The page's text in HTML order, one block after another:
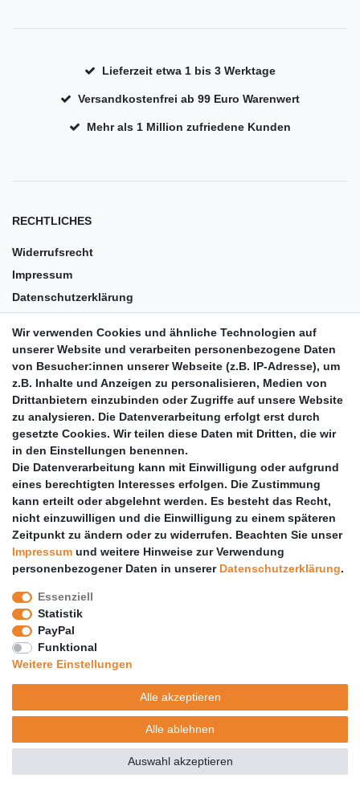
Lieferzeit etwa 1 bis 3 Werktage
Versandkostenfrei ab 99 Euro Warenwert
Mehr als 1 Million zufriedene Kunden
RECHTLICHES
Widerrufsrecht
Impressum
Datenschutzerklärung
Barrierefreiheit
Anleitungen
Vertrag widerrufen
PARTNER
DHL
GLS
PaketPLUS
SPONSORING
Malchower SV 90
Malchower Wölfe
ZERTIFIKATE
Händlerbund
Trusted Shops
Wir verwenden Cookies und ähnliche Technologien auf
unserer Website und verarbeiten personenbezogene Daten
von Besucher:innen unserer Webseite (z.B. IP-Adresse), um
z.B. Inhalte und Anzeigen zu personalisieren, Medien von
Drittanbietern einzubinden oder Zugriffe auf unsere Website
zu analysieren. Die Datenverarbeitung erfolgt erst durch
gesetzte Cookies. Wir teilen diese Daten mit Dritten, die wir
in den Einstellungen benennen.
Die Datenverarbeitung kann mit Einwilligung oder aufgrund
eines berechtigten Interesses erfolgen. Die Zustimmung
kann erteilt oder abgelehnt werden. Es besteht das Recht,
nicht einzuwilligen und die Einwilligung zu einem späteren
Zeitpunkt zu ändern oder zu widerrufen. Beachten Sie unser
Impressum und weitere Hinweise zur Verwendung
personenbezogener Daten in unserer Daten­schutz­erklärung.
Essenziell
Statistik
PayPal
Funktional
Weitere Einstellungen
Alle akzeptieren
Alle ablehnen
Auswahl akzeptieren